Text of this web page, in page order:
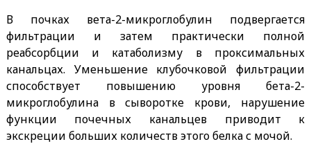
В почках вета-2-микроглобулин подвергается
фильтрации и затем практически полной
реабсорбции и катаболизму в проксимальных
канальцах. Уменьшение клубочковой фильтрации
способствует повышению уровня бета-2-
микроглобулина в сыворотке крови, нарушение
функции почечных канальцев приводит к
экскреции больших количеств этого белка с мочой.